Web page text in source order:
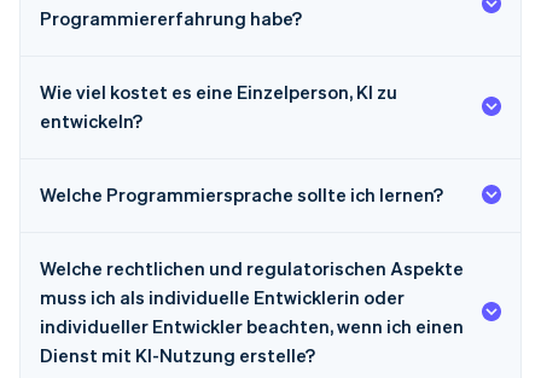
Programmiererfahrung habe?
Wie viel kostet es eine Einzelperson, KI zu
entwickeln?
Welche Programmiersprache sollte ich lernen?
Welche rechtlichen und regulatorischen Aspekte
muss ich als individuelle Entwicklerin oder
individueller Entwickler beachten, wenn ich einen
Dienst mit KI-Nutzung erstelle?